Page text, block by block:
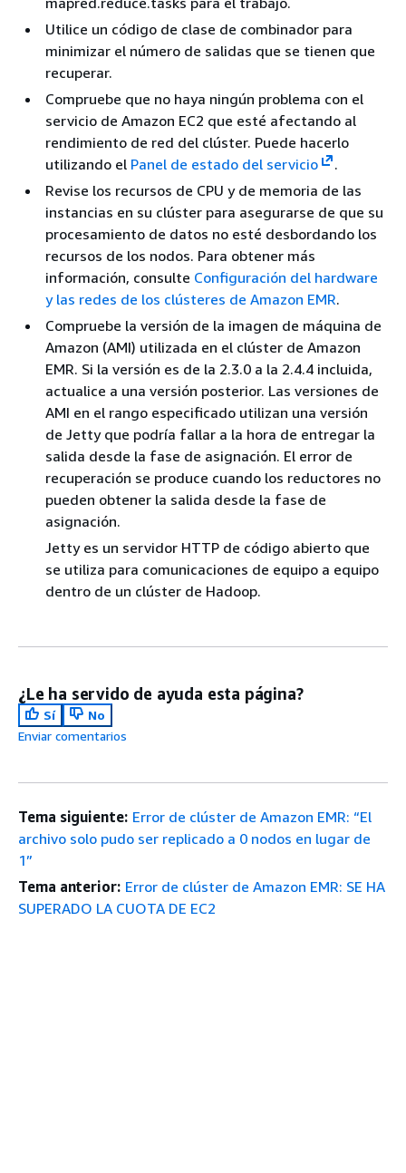
Utilice un código de clase de combinador para
minimizar el número de salidas que se tienen que
recuperar.
Compruebe que no haya ningún problema con el
servicio de Amazon EC2 que esté afectando al
rendimiento de red del clúster. Puede hacerlo
utilizando el Panel de estado del servicio
.
Revise los recursos de CPU y de memoria de las
instancias en su clúster para asegurarse de que su
procesamiento de datos no esté desbordando los
recursos de los nodos. Para obtener más
información, consulte Configuración del hardware
y las redes de los clústeres de Amazon EMR.
Compruebe la versión de la imagen de máquina de
Amazon (AMI) utilizada en el clúster de Amazon
EMR. Si la versión es de la 2.3.0 a la 2.4.4 incluida,
actualice a una versión posterior. Las versiones de
AMI en el rango especificado utilizan una versión
de Jetty que podría fallar a la hora de entregar la
salida desde la fase de asignación. El error de
recuperación se produce cuando los reductores no
pueden obtener la salida desde la fase de
asignación.
Jetty es un servidor HTTP de código abierto que
se utiliza para comunicaciones de equipo a equipo
dentro de un clúster de Hadoop.
¿Le ha servido de ayuda esta página?
Sí
No
Enviar comentarios
Tema siguiente: Error de clúster de Amazon EMR: “El
archivo solo pudo ser replicado a 0 nodos en lugar de
1”
Tema anterior: Error de clúster de Amazon EMR: SE HA
SUPERADO LA CUOTA DE EC2